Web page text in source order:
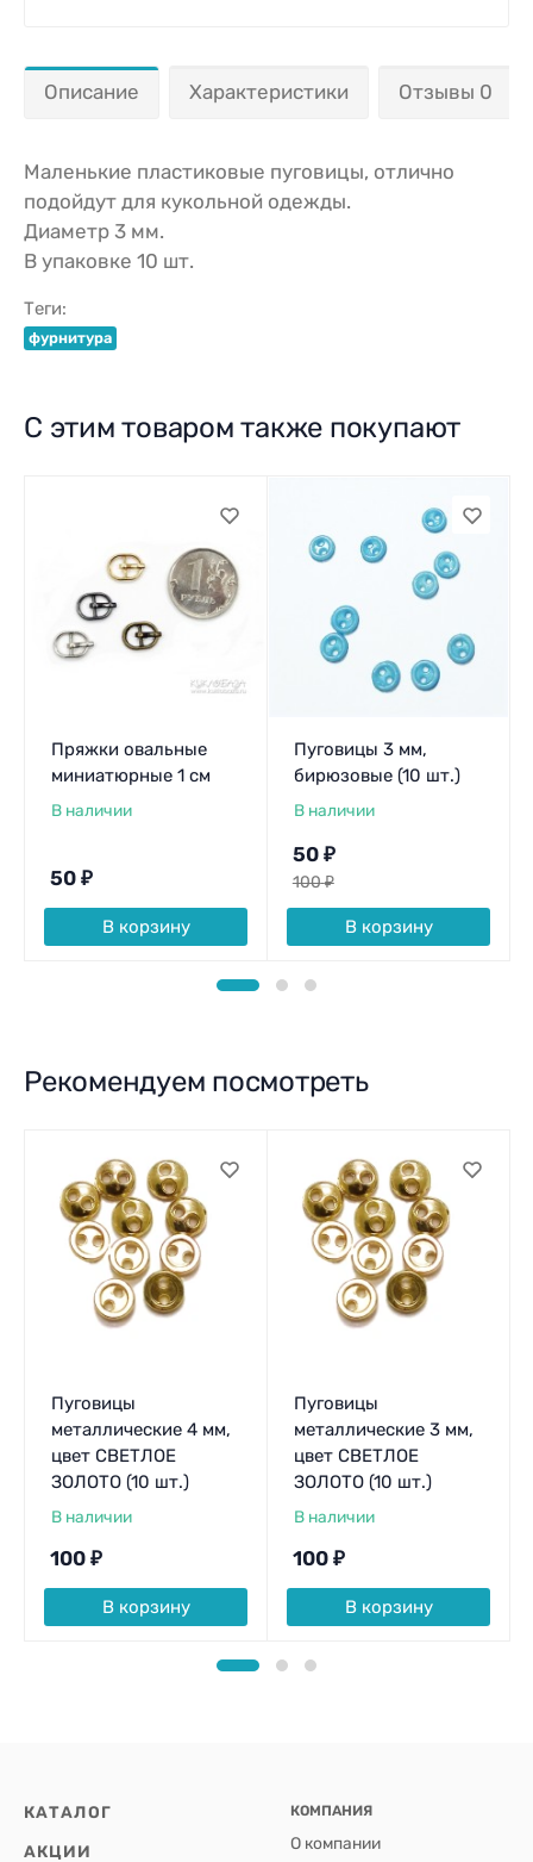
Описание Характеристики Отзывы 0
Маленькие пластиковые пуговицы, отлично
подойдут для кукольной одежды.
Диаметр 3 мм.
В упаковке 10 шт.
Теги:
фурнитура
С этим товаром также покупают
Пряжки овальные
миниатюрные 1 см
В наличии
50 ₽
В корзину
Пуговицы 3 мм,
бирюзовые (10 шт.)
В наличии
50 ₽
100₽
В корзину
Рекомендуем посмотреть
Пуговицы
металлические 4 мм,
цвет СВЕТЛОЕ
ЗОЛОТО (10 шт.)
В наличии
100 ₽
В корзину
Пуговицы
металлические 3 мм,
цвет СВЕТЛОЕ
ЗОЛОТО (10 шт.)
В наличии
100 ₽
В корзину
КАТАЛОГ
АКЦИИ
КОМПАНИЯ
О компании